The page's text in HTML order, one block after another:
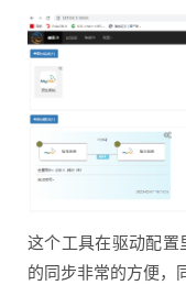
这个工具在驱动配
的同步非常的方便，